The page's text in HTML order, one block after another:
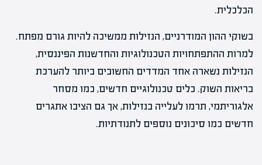
הכלכלית.
בשוקי ההון המודרניים, הנזילות ממשיכה להיות גורם מפתח.
למרות ההתפתחויות הטכנולוגיות והחדשנות הפיננסית,
הנזילות נשארה אחד המדדים החשובים ביותר להערכת
בריאות השוק. כלים טכנולוגיים חדשים, כמו מסחר
אלגוריתמי, תרמו לעלייה בנזילות, אך גם הציבו אתגרים
חדשים כמו סיכונים נוספים לתנודתיות.